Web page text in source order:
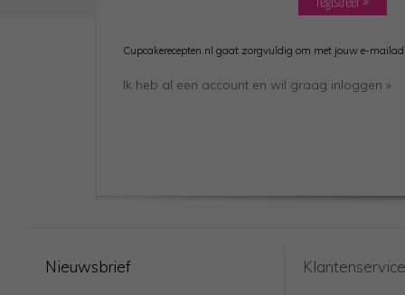
Cupcakerecepten.nl gaat zorgvuldig om met jouw e-
Ik heb al een account en wil graag inloggen »
Nieuwsbrief Klantenservice